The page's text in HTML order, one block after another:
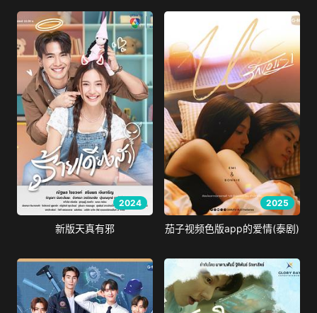
2024
新版天真有邪
2025
茄子视频色版app的爱情(泰剧)